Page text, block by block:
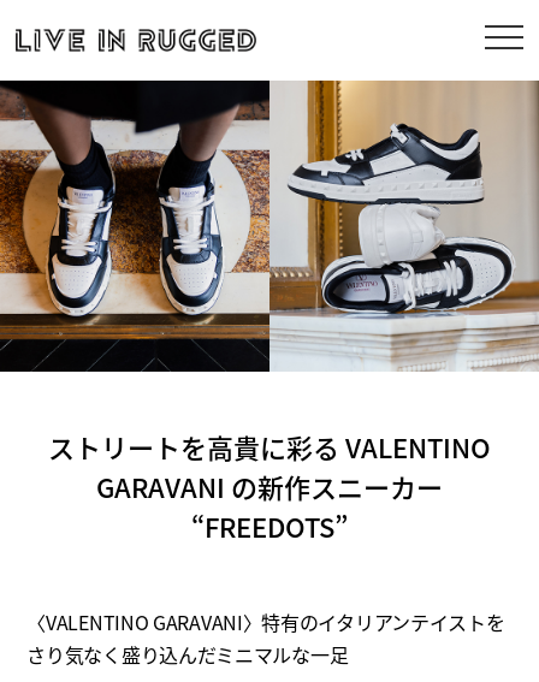
ストリートを高貴に彩る VALENTINO
GARAVANI の新作スニーカー
“FREEDOTS”
〈VALENTINO GARAVANI〉特有のイタリアンテイストを
さり気なく盛り込んだミニマルな一足